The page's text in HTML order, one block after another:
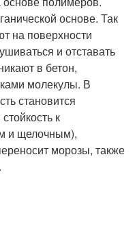
основе. Так
на поверхности
и отставать
в бетон,
молекулы. В
становится
к
и щелочным),
морозы, также